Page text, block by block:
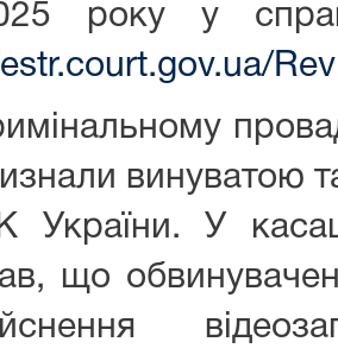
року у
винуватою
У
що